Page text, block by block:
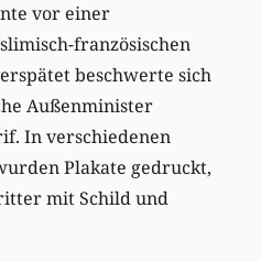
vor einer
französischen
beschwerte sich
Außenminister
In verschiedenen
Plakate gedruckt,
mit Schild und